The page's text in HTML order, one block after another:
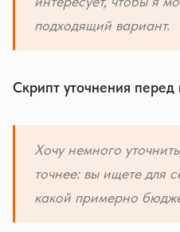
подходящий вариант.
Скрипт уточнения
Хочу немного
точнее: вы ищете для
какой примерно